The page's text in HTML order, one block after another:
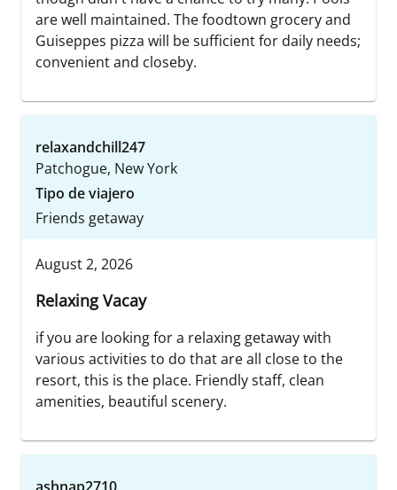
are well maintained. The foodtown grocery and
Guiseppes pizza will be sufficient for daily needs;
convenient and closeby.
relaxandchill247
Patchogue, New York
Tipo de viajero
Friends getaway
August 2, 2026
Relaxing Vacay
if you are looking for a relaxing getaway with
various activities to do that are all close to the
resort, this is the place. Friendly staff, clean
amenities, beautiful scenery.